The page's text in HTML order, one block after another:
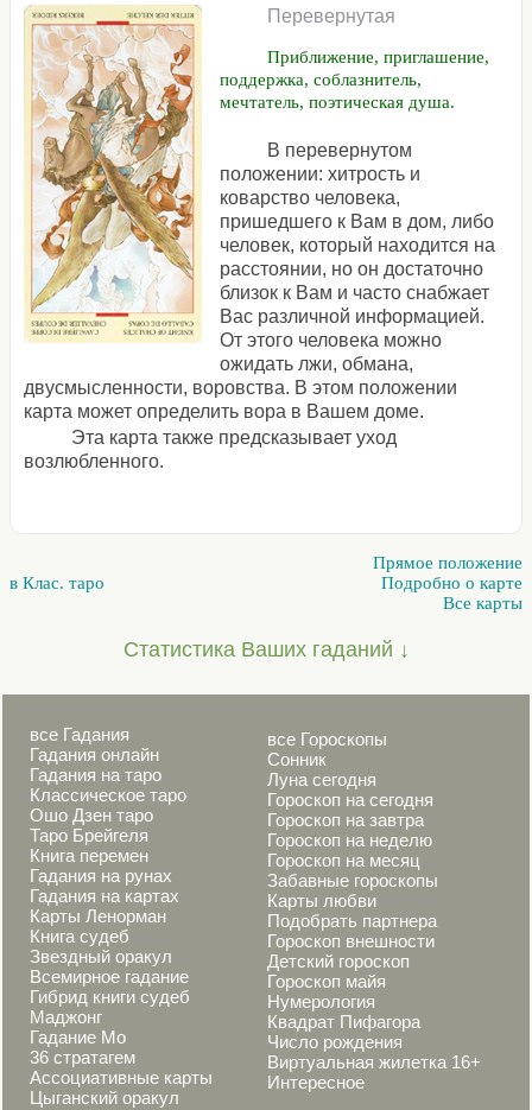
Перевернутая
Приближение, приглашение,
поддержка, соблазнитель,
мечтатель, поэтическая душа.
В перевернутом
положении: хитрость и
коварство человека,
пришедшего к Вам в дом, либо
человек, который находится на
расстоянии, но он достаточно
близок к Вам и часто снабжает
Вас различной информацией.
От этого человека можно
ожидать лжи, обмана,
двусмысленности, воровства. В этом положении
карта может определить вора в Вашем доме.
Эта карта также предсказывает уход
возлюбленного.
в Клас. таро
Прямое положение
Подробно о карте
Все карты
Статистика Ваших гаданий ↓
все Гадания
Гадания онлайн
Гадания на таро
Классическое таро
Ошо Дзен таро
Таро Брейгеля
Книга перемен
Гадания на рунах
Гадания на картах
Карты Ленорман
Книга судеб
Звездный оракул
Всемирное гадание
Гибрид книги судеб
Маджонг
Гадание Мо
36 стратагем
Ассоциативные карты
Цыганский оракул
все Гороскопы
Сонник
Луна сегодня
Гороскоп на сегодня
Гороскоп на завтра
Гороскоп на неделю
Гороскоп на месяц
Забавные гороскопы
Карты любви
Подобрать партнера
Гороскоп внешности
Детский гороскоп
Гороскоп майя
Нумерология
Квадрат Пифагора
Число рождения
Виртуальная жилетка 16+
Интересное